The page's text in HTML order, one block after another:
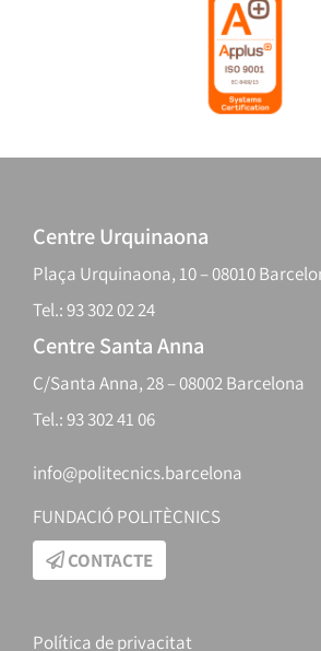
Centre Urquinaona
Plaça Urquinaona, 10 – 08010
Tel.: 93 302 02 24
Centre Santa Anna
C/Santa Anna, 28 – 08002 Barcelona
Tel.: 93 302 41 06
info@politecnics.barcelona
FUNDACIÓ POLITÈCNICS
CONTACTE
Política de privacitat